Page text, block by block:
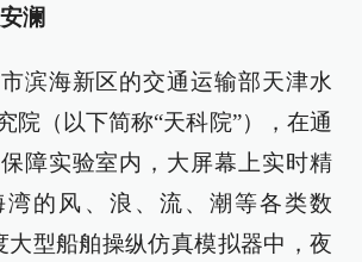
澜
滨海新区的交通运输部天津水
院（以下简称“天科院”），在通
障实验室内，大屏幕上实时精
湾的风、浪、流、潮等各类数
大型船舶操纵仿真模拟器中，夜